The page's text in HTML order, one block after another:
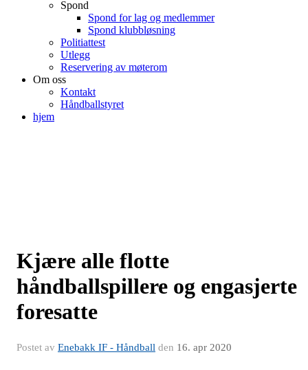
Spond
Spond for lag og medlemmer
Spond klubbløsning
Politiattest
Utlegg
Reservering av møterom
Om oss
Kontakt
Håndballstyret
hjem
Kjære alle flotte
håndballspillere og engasjerte
foresatte
Postet av Enebakk IF - Håndball den 16. apr 2020